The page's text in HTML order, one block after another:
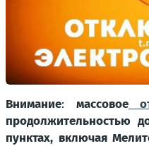
Внимание: массовое
продолжительностью
пунктах, включая